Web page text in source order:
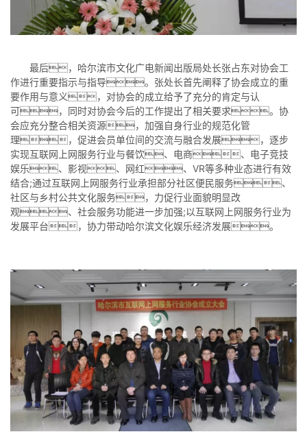
最后，哈尔滨市文化广电新闻出版局处长张占东对协会工
作进行重要指示与指导。张处长首先阐释了协会成立的重
要作用与意义，对协会的成立给予了充分的肯定与认
可，同时对协会今后的工作提出了相关要求。协
会应充分整合相关资源，加强自身行业的规范化管
理，促进会员单位间的交流与融合发展，逐步
实现互联网上网服务行业与餐饮、电商、电子竞技
娱乐、影视、网红、VR等多种业态进行有效
结合;通过互联网上网服务行业承担部分社区便民服务、
社区与乡村公共文化服务，力促行业面貌明显改
观、社会服务功能进一步加强;以互联网上网服务行业为
发展平台，协力带动哈尔滨文化娱乐经济发展。